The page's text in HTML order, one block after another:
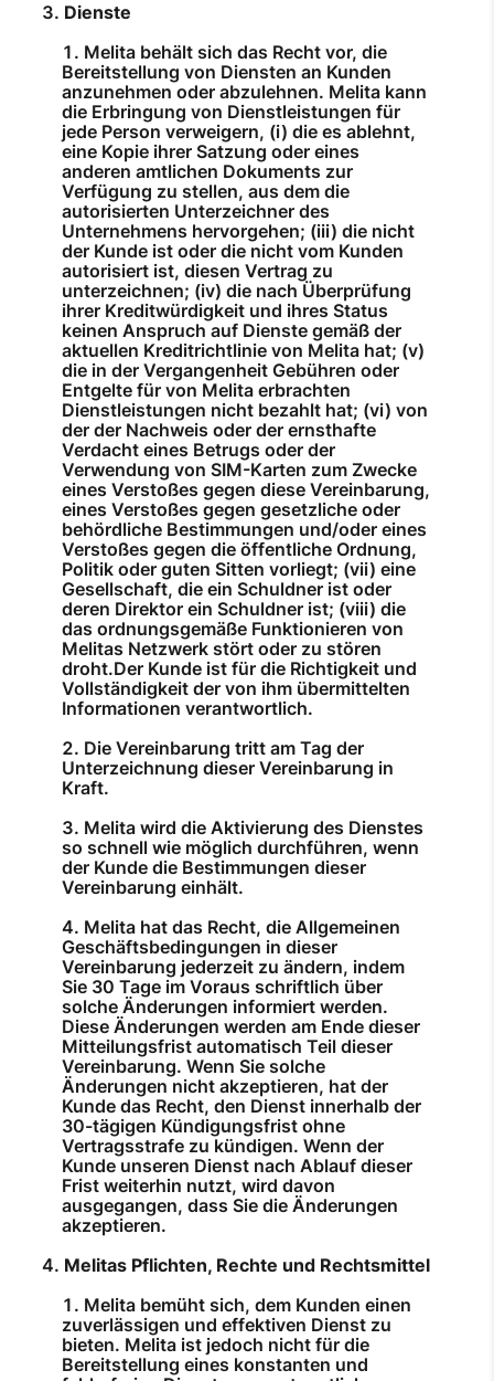
Dienste
Melita behält sich das Recht vor, die
Bereitstellung von Diensten an Kunden
anzunehmen oder abzulehnen. Melita kann
die Erbringung von Dienstleistungen für
jede Person verweigern, (i) die es ablehnt,
eine Kopie ihrer Satzung oder eines
anderen amtlichen Dokuments zur
Verfügung zu stellen, aus dem die
autorisierten Unterzeichner des
Unternehmens hervorgehen; (iii) die nicht
der Kunde ist oder die nicht vom Kunden
autorisiert ist, diesen Vertrag zu
unterzeichnen; (iv) die nach Überprüfung
ihrer Kreditwürdigkeit und ihres Status
keinen Anspruch auf Dienste gemäß der
aktuellen Kreditrichtlinie von Melita hat; (v)
die in der Vergangenheit Gebühren oder
Entgelte für von Melita erbrachten
Dienstleistungen nicht bezahlt hat; (vi) von
der der Nachweis oder der ernsthafte
Verdacht eines Betrugs oder der
Verwendung von SIM-Karten zum Zwecke
eines Verstoßes gegen diese Vereinbarung,
eines Verstoßes gegen gesetzliche oder
behördliche Bestimmungen und/oder eines
Verstoßes gegen die öffentliche Ordnung,
Politik oder guten Sitten vorliegt; (vii) eine
Gesellschaft, die ein Schuldner ist oder
deren Direktor ein Schuldner ist; (viii) die
das ordnungsgemäße Funktionieren von
Melitas Netzwerk stört oder zu stören
droht.Der Kunde ist für die Richtigkeit und
Vollständigkeit der von ihm übermittelten
Informationen verantwortlich.
Die Vereinbarung tritt am Tag der
Unterzeichnung dieser Vereinbarung in
Kraft.
Melita wird die Aktivierung des Dienstes
so schnell wie möglich durchführen, wenn
der Kunde die Bestimmungen dieser
Vereinbarung einhält.
Melita hat das Recht, die Allgemeinen
Geschäftsbedingungen in dieser
Vereinbarung jederzeit zu ändern, indem
Sie 30 Tage im Voraus schriftlich über
solche Änderungen informiert werden.
Diese Änderungen werden am Ende dieser
Mitteilungsfrist automatisch Teil dieser
Vereinbarung. Wenn Sie solche
Änderungen nicht akzeptieren, hat der
Kunde das Recht, den Dienst innerhalb der
30-tägigen Kündigungsfrist ohne
Vertragsstrafe zu kündigen. Wenn der
Kunde unseren Dienst nach Ablauf dieser
Frist weiterhin nutzt, wird davon
ausgegangen, dass Sie die Änderungen
akzeptieren.
Melitas Pflichten, Rechte und Rechtsmittel
Melita bemüht sich, dem Kunden einen
zuverlässigen und effektiven Dienst zu
bieten. Melita ist jedoch nicht für die
Bereitstellung eines konstanten und